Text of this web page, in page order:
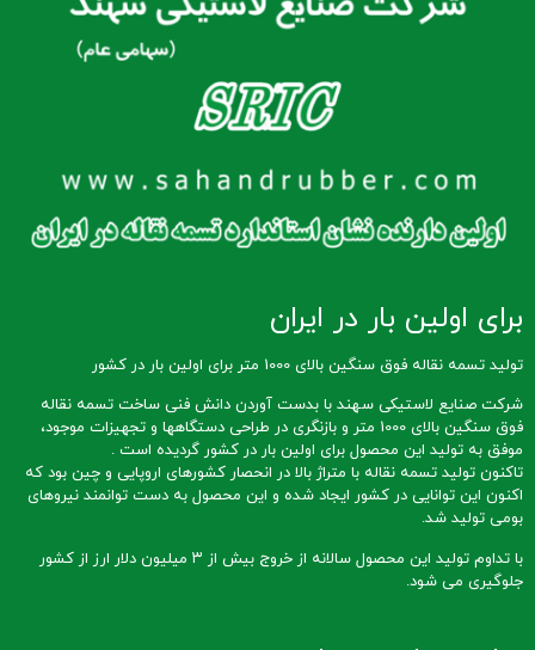
برای اولین بار در ایران
تولید تسمه نقاله فوق سنگین بالای 1000 متر برای اولین بار در کشور
شرکت صنایع لاستیکی سهند با بدست آوردن دانش فنی ساخت تسمه نقاله
فوق سنگین بالای 1000 متر و بازنگری در طراحی دستگاهها و تجهیزات موجود،
موفق به تولید این محصول برای اولین بار در کشور گردیده است .
تاکنون تولید تسمه نقاله با متراژ بالا در انحصار کشورهای اروپایی و چین بود که
اکنون این توانایی در کشور ایجاد شده و این محصول به دست توانمند نیروهای
بومی تولید شد.
با تداوم تولید این محصول سالانه از خروج بیش از ۳ میلیون دلار ارز از کشور
جلوگیری می شود.